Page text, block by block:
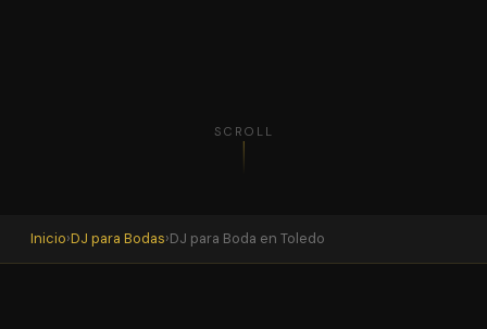
SCROLL
Inicio›DJ para Bodas›DJ para Boda en Toledo